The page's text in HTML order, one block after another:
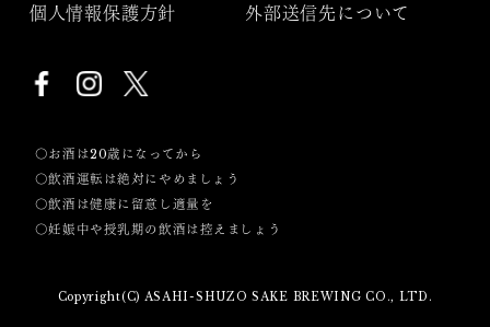
個人情報保護方針 外部送信先について
〇お酒は20歳になってから
〇飲酒運転は絶対にやめましょう
〇飲酒は健康に留意し適量を
〇妊娠中や授乳期の飲酒は控えましょう
Copyright(C) ASAHI-SHUZO SAKE BREWING CO., LTD.